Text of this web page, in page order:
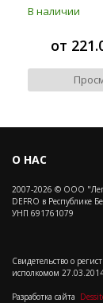
В наличии
от
О НАС
2007-2026 © ООО
DEFRO в Республике
УНП 691761079
Свидетельство о
исполкомом
Разработка сайта